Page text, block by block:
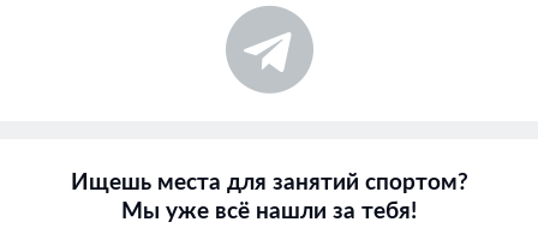
Ищешь места для занятий спортом?
Мы уже всё нашли за тебя!